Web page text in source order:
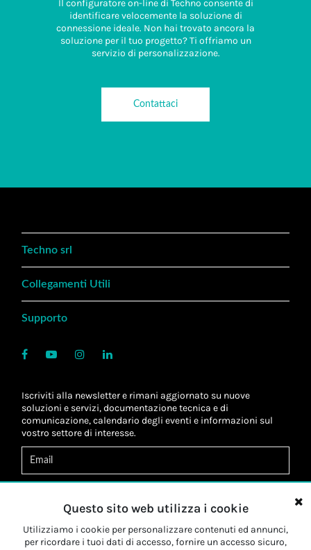
Il configuratore on-line di Techno consente di
identificare velocemente la soluzione di
connessione ideale. Non hai trovato ancora la
soluzione per il tuo progetto? Ti offriamo un
servizio di personalizzazione.
Contattaci
Techno srl
Collegamenti Utili
Supporto
Iscriviti alla newsletter e rimani aggiornato su nuove
soluzioni e servizi, documentazione tecnica e di
comunicazione, calendario degli eventi e informazioni sul
vostro settore di interesse.
Letta l'informativa, autorizzo altrattamento dei miei dati
personali*
Letta l'informativa, autorizzo al trattamento dei miei dati
personali a fini dimarketing*
Questo sito web utilizza i cookie
Utilizziamo i cookie per personalizzare contenuti ed annunci,
per ricordare i tuoi dati di accesso, fornire un accesso sicuro,